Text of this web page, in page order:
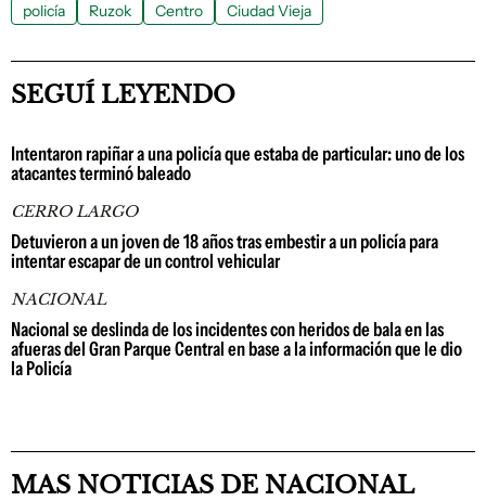
policía Ruzok Centro Ciudad Vieja
SEGUÍ LEYENDO
Intentaron rapiñar a una policía que estaba de particular: uno de los
atacantes terminó baleado
CERRO LARGO
Detuvieron a un joven de 18 años tras embestir a un policía para
intentar escapar de un control vehicular
NACIONAL
Nacional se deslinda de los incidentes con heridos de bala en las
afueras del Gran Parque Central en base a la información que le dio
la Policía
MAS NOTICIAS DE NACIONAL